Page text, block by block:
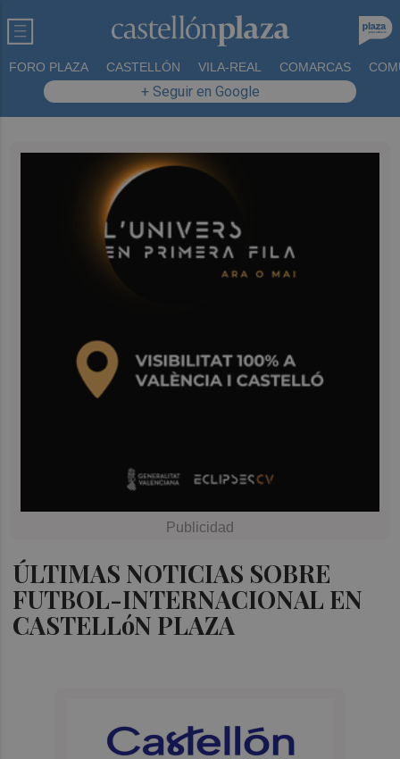
FORO PLAZA CASTELLÓN VILA-REAL COMARCAS
+ Seguir en Google
ÚLTIMAS NOTICIAS SOBRE
FUTBOL-INTERNACIONAL EN
CASTELLóN PLAZA